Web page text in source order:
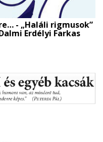
- „Haláli rigmusok”
Erdélyi Farkas